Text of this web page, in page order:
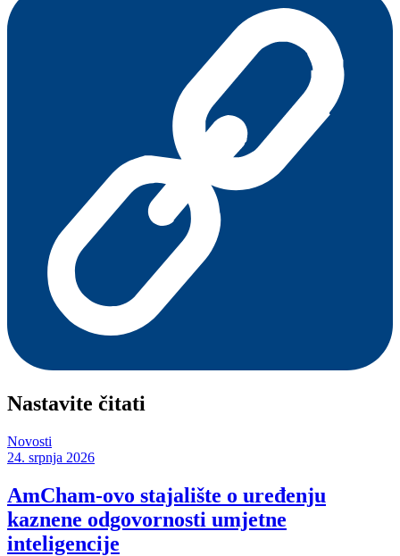
Nastavite čitati
Novosti
24. srpnja 2026
AmCham-ovo stajalište o uređenju
kaznene odgovornosti umjetne
inteligencije